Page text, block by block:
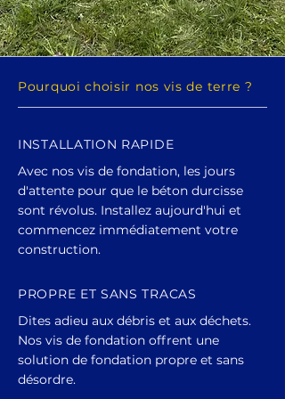
Pourquoi choisir nos vis de terre ?
INSTALLATION RAPIDE
Avec nos vis de fondation, les jours
d'attente pour que le béton durcisse
sont révolus. Installez aujourd'hui et
commencez immédiatement votre
construction.
PROPRE ET SANS TRACAS
Dites adieu aux débris et aux déchets.
Nos vis de fondation offrent une
solution de fondation propre et sans
désordre.